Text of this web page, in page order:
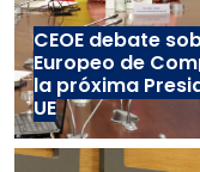
CEOE debate
Europeo de
la próxima
UE